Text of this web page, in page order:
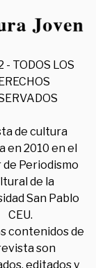
- TODOS LOS
de cultura
en 2010 en el
de Periodismo
de la
San Pablo
CEU.
contenidos de
son
editados y